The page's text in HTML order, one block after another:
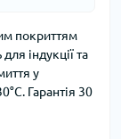
покриттям
індукції та
у
Гарантія 30